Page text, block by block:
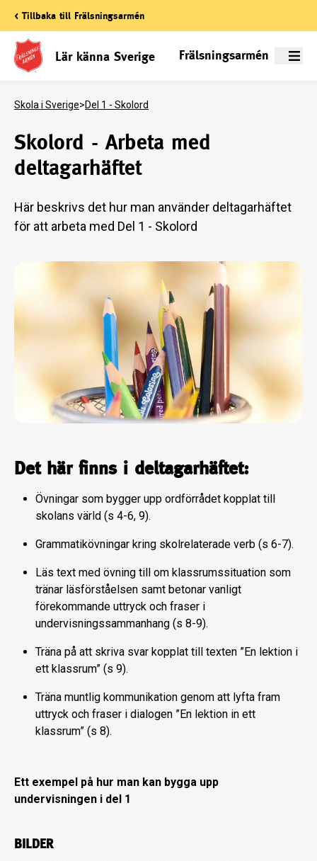
< Tillbaka till Frälsningsarmén
Lär känna Sverige Frälsningsarmén Meny
Skola i Sverige>Del 1 - Skolord
Skolord - Arbeta med
deltagarhäftet
Här beskrivs det hur man använder deltagarhäftet
för att arbeta med Del 1 - Skolord
Det här finns i deltagarhäftet:
Övningar som bygger upp ordförrådet kopplat till
skolans värld (s 4-6, 9).
Grammatikövningar kring skolrelaterade verb (s 6-7).
Läs text med övning till om klassrumssituation som
tränar läsförståelsen samt betonar vanligt
förekommande uttryck och fraser i
undervisningssammanhang (s 8-9).
Träna på att skriva svar kopplat till texten ”En lektion i
ett klassrum” (s 9).
Träna muntlig kommunikation genom att lyfta fram
uttryck och fraser i dialogen ”En lektion in ett
klassrum” (s 8).
Ett exempel på hur man kan bygga upp
undervisningen i del 1
BILDER